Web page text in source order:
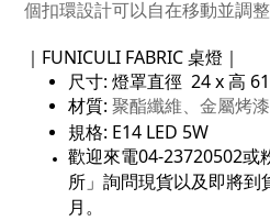
個扣環設計可以自在移動並調整
｜ FUNICULI FABRIC 桌燈 ｜
尺寸: 燈罩直徑 24 x 高
材質: 聚酯纖維、金屬烤漆
規格: E14 LED 5W
歡迎來電04-23720502或
所」詢問現貨以及即將到
月。